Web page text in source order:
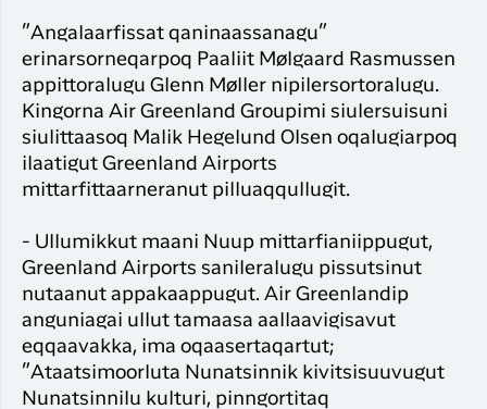
”Angalaarfissat qaninaassanagu”
erinarsorneqarpoq Paaliit Mølgaard Rasmussen
appittoralugu Glenn Møller nipilersortoralugu.
Kingorna Air Greenland Groupimi siulersuisuni
siulittaasoq Malik Hegelund Olsen oqalugiarpoq
ilaatigut Greenland Airports
mittarfittaarneranut pilluaqqullugit.
- Ullumikkut maani Nuup mittarfianiippugut,
Greenland Airports sanileralugu pissutsinut
nutaanut appakaappugut. Air Greenlandip
anguniagai ullut tamaasa aallaavigisavut
eqqaavakka, ima oqaasertaqartut;
”Ataatsimoorluta Nunatsinnik kivitsisuuvugut
Nunatsinnilu kulturi, pinngortitaq